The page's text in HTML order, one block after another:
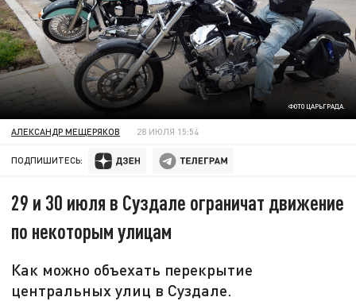
ФОТО ЦАРЬГРАДА.
АЛЕКСАНДР МЕЩЕРЯКОВ 28 ИЮЛЯ 15:54
ПОДПИШИТЕСЬ:
29 и 30 июля в Суздале ограничат движение
по некоторым улицам
Как можно объехать перекрытие
центральных улиц в Суздале.